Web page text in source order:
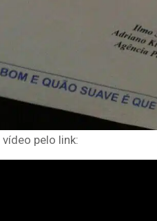
pelo link: